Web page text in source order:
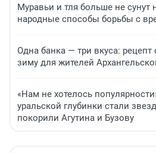
Муравьи и тля больше не сунут
народные способы борьбы с
Одна банка — три вкуса:
зиму для жителей
«Нам не хотелось
уральской глубинки стали
покорили Агутина и Бузову